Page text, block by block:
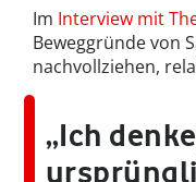
Im Interview mit
Beweggründe von
nachvollziehen,
„Ich